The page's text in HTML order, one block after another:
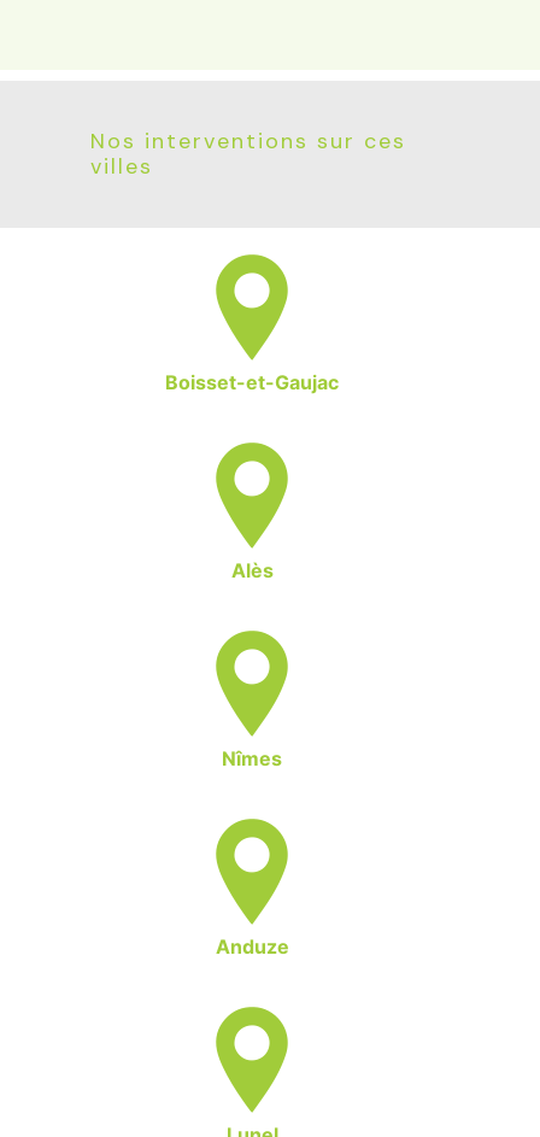
Nos interventions sur ces
villes
Boisset-et-Gaujac
Alès
Nîmes
Anduze